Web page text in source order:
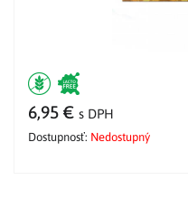
6,95 € s DPH
Dostupnosť: Nedostupný